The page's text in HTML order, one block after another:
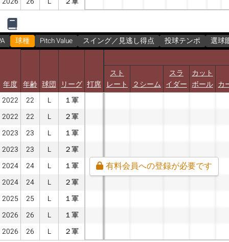
球種 Pitch Value スイング／見逃し得点 投球テンポ 選球
年度 年齢 球団 リーグ 打席
スト
レート ２シーム
スラ
イダー
カット
ボール カ
2022
22 L
１軍
2022
22 L
２軍
2023
23 L
１軍
2023
23 L
２軍
2024
24 L
１軍
2024
24 L
２軍
2025
25 L
１軍
2026
26 L
１軍
2026
26 L ２軍
有料会員への登録が必要です